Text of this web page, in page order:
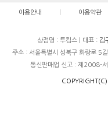
이용안내 이용약관
상점명 : 투킴스 대표 : 김
주소 : 서울특별시 성북구 화랑로 5
통신판매업 신고 : 제2008-
COPYRIGHT(C)